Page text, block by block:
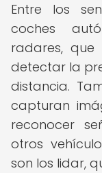
Entre los
coches
radares,
detectar la
distancia.
capturan
reconocer
otros
son los lidar,